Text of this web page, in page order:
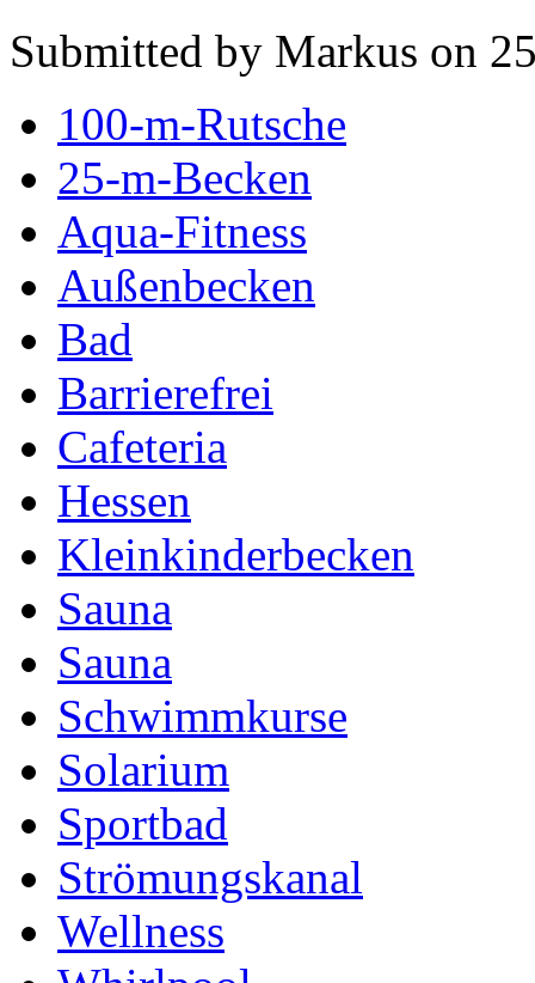
Submitted by Markus on
100-m-Rutsche
25-m-Becken
Aqua-Fitness
Außenbecken
Bad
Barrierefrei
Cafeteria
Hessen
Kleinkinderbecken
Sauna
Sauna
Schwimmkurse
Solarium
Sportbad
Strömungskanal
Wellness